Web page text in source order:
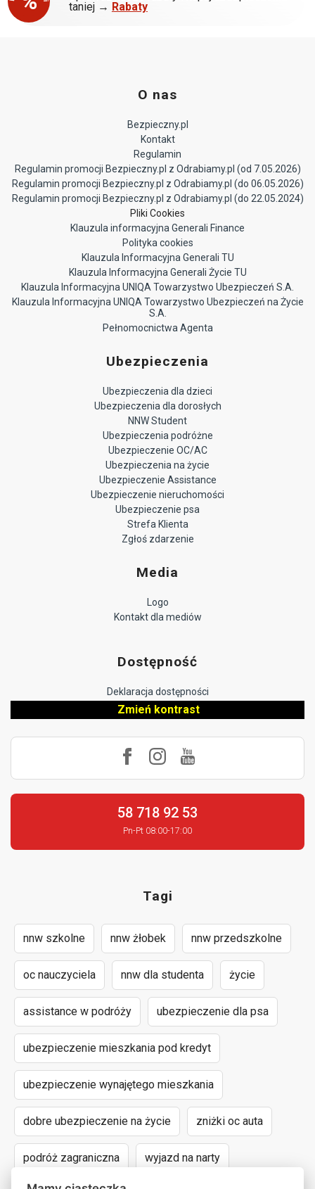
taniej → Rabaty
O nas
Bezpieczny.pl
Kontakt
Regulamin
Regulamin promocji Bezpieczny.pl z Odrabiamy.pl (od 7.05.2026)
Regulamin promocji Bezpieczny.pl z Odrabiamy.pl (do 06.05.2026)
Regulamin promocji Bezpieczny.pl z Odrabiamy.pl (do 22.05.2024)
Pliki Cookies
Klauzula informacyjna Generali Finance
Polityka cookies
Klauzula Informacyjna Generali TU
Klauzula Informacyjna Generali Życie TU
Klauzula Informacyjna UNIQA Towarzystwo Ubezpieczeń S.A.
Klauzula Informacyjna UNIQA Towarzystwo Ubezpieczeń na Życie
S.A.
Pełnomocnictwa Agenta
Ubezpieczenia
Ubezpieczenia dla dzieci
Ubezpieczenia dla dorosłych
NNW Student
Ubezpieczenia podróżne
Ubezpieczenie OC/AC
Ubezpieczenia na życie
Ubezpieczenie Assistance
Ubezpieczenie nieruchomości
Ubezpieczenie psa
Strefa Klienta
Zgłoś zdarzenie
Media
Logo
Kontakt dla mediów
Dostępność
Deklaracja dostępności
Zmień kontrast
58 718 92 53
Pn-Pt 08:00-17:00
Tagi
nnw szkolne nnw żłobek nnw przedszkolne
oc nauczyciela nnw dla studenta życie
assistance w podróży ubezpieczenie dla psa
ubezpieczenie mieszkania pod kredyt
ubezpieczenie wynajętego mieszkania
dobre ubezpieczenie na życie zniżki oc auta
podróż zagraniczna wyjazd na narty